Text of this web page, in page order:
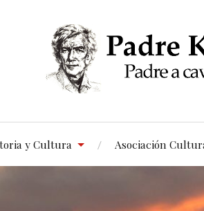
y Cultura Asociación